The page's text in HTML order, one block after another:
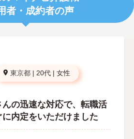
者・成約者の声
東京都 | 20代 | 女性
の迅速な対応で、転職活
内定をいただけました